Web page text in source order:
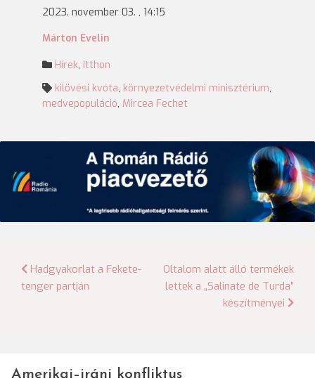
2023. november 03. , 14:15
Márton Evelin
Hírek, Itthon
kilövési kvóta, környezetvédelmi minisztérium,
medvepopuláció, Mircea Fechet
Bejegyzés
navigáció
Hadgyakorlat a Fekete-
tenger partján
Oltalom alatt álló termékek
lettek a „Salinate de Turda”
készítményei
Amerikai–iráni konfliktus